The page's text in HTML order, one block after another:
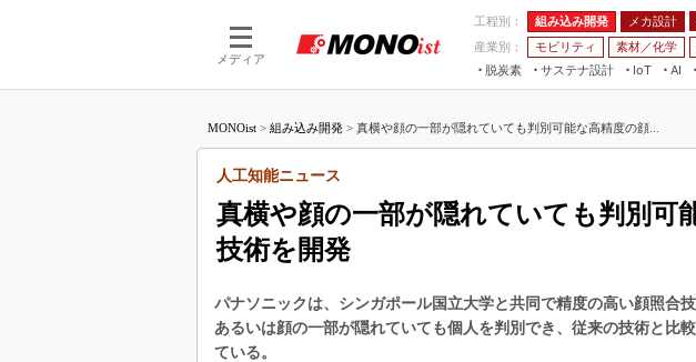
メディア
工程別： 組み込み開発 メカ設計
産業別：
モビリティ 素材／化学
脱炭素
サステナ設計
IoT
つながる工場
AI
AI×設備保全 JIMTOF
IIFES
TECHNO-
つなが
VR／AR
フィ
組み
組み
MONOist > 組み込み開発 > 真横や顔の一部が隠れていても判別可能な高精度の顔...
真横や顔の一部が隠れていても判別可
技術を開発
人工知能ニュース
パナソニックは、シンガポール国立大学と共同で精度の高い顔照合
あるいは顔の一部が隠れていても個人を判別でき、従来の技術と比
ている。